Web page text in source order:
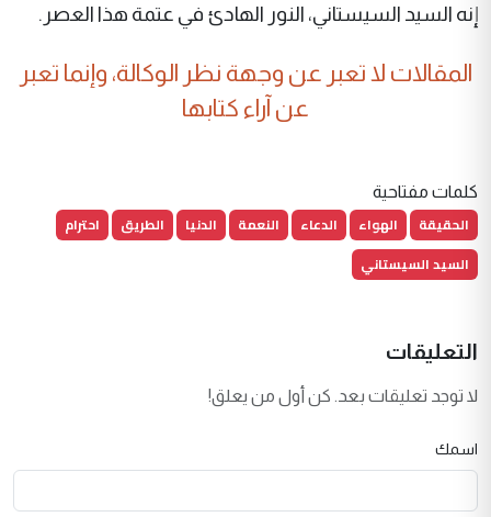
إنه السيد السيستاني، النور الهادئ في عتمة هذا العصر.
المقالات لا تعبر عن وجهة نظر الوكالة، وإنما تعبر
عن آراء كتابها
كلمات مفتاحية
الحقيقة الهواء الدعاء النعمة الدنيا الطريق
احترام
السيد السيستاني
التعليقات
لا توجد تعليقات بعد. كن أول من يعلق!
اسمك